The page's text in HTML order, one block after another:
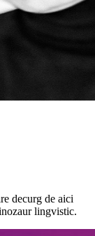
decurg de aici
lingvistic.